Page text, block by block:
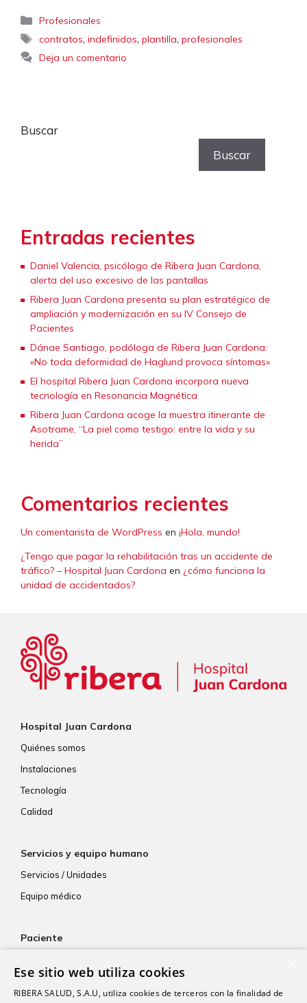
Categorías
Profesionales
Etiquetas
contratos,indefinidos,plantilla,profesionales
Deja un comentario
Buscar
Buscar
Entradas recientes
Daniel Valencia, psicólogo de Ribera Juan Cardona,
alerta del uso excesivo de las pantallas
Ribera Juan Cardona presenta su plan estratégico de
ampliación y modernización en su IV Consejo de
Pacientes
Dánae Santiago, podóloga de Ribera Juan Cardona:
«No toda deformidad de Haglund provoca síntomas»
El hospital Ribera Juan Cardona incorpora nueva
tecnología en Resonancia Magnética
Ribera Juan Cardona acoge la muestra itinerante de
Asotrame, “La piel como testigo: entre la vida y su
herida”
Comentarios recientes
Un comentarista de WordPress en ¡Hola, mundo!
¿Tengo que pagar la rehabilitación tras un accidente de
tráfico? – Hospital Juan Cardona en ¿cómo funciona la
unidad de accidentados?
Hospital Juan Cardona
Quiénes somos
Instalaciones
Tecnología
Calidad
Servicios y equipo humano
Servicios / Unidades
Equipo médico
Paciente
Aseguradoras
Ese sitio web utiliza cookies
RIBERA SALUD, S.A.U, utiliza cookies de terceros con la finalidad de